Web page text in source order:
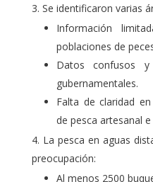
Se identificaron varias
Información
poblaciones de
Datos confusos y
gubernamentales.
Falta de claridad
de pesca artesanal
La pesca en aguas
preocupación:
Al menos 2500